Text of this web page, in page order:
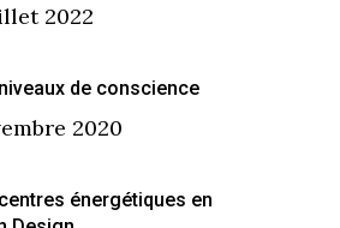
2022
de conscience
2020
énergétiques en